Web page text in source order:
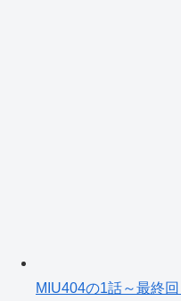
MIU404の1話～最終